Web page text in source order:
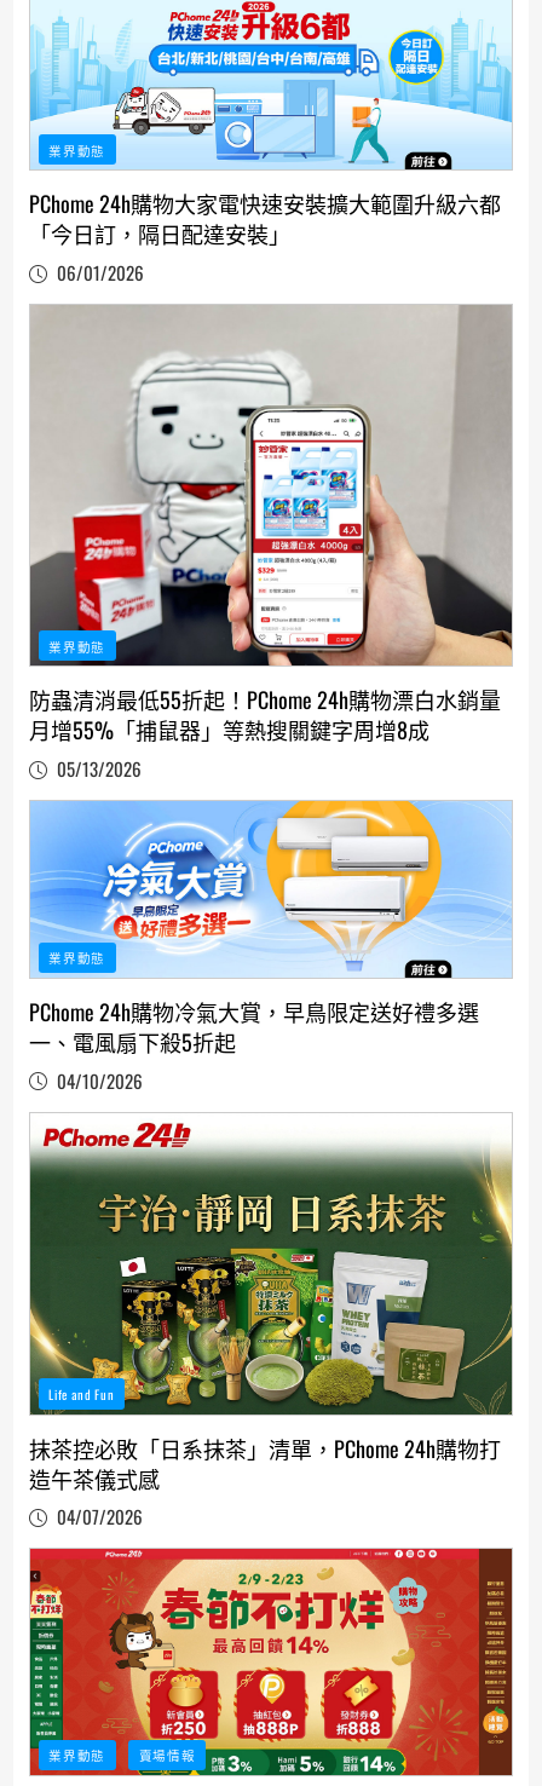
業界動態
PChome 24h購物大家電快速安裝擴大範圍升級六都
「今日訂，隔日配達安裝」
06/01/2026
業界動態
防蟲清消最低55折起！PChome 24h購物漂白水銷量
月增55%「捕鼠器」等熱搜關鍵字周增8成
05/13/2026
業界動態
PChome 24h購物冷氣大賞，早鳥限定送好禮多選
一、電風扇下殺5折起
04/10/2026
Life and Fun
抹茶控必敗「日系抹茶」清單，PChome 24h購物打
造午茶儀式感
04/07/2026
業界動態 賣場情報